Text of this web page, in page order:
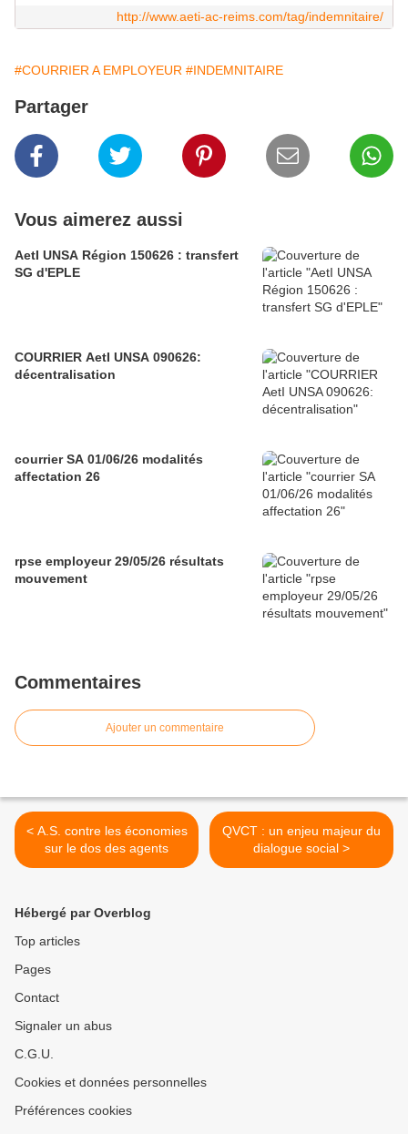
http://www.aeti-ac-reims.com/tag/indemnitaire/
#COURRIER A EMPLOYEUR #INDEMNITAIRE
Partager
Vous aimerez aussi
AetI UNSA Région 150626 : transfert
SG d'EPLE
COURRIER AetI UNSA 090626:
décentralisation
courrier SA 01/06/26 modalités
affectation 26
rpse employeur 29/05/26 résultats
mouvement
Commentaires
Ajouter un commentaire
< A.S. contre les économies
sur le dos des agents
QVCT : un enjeu majeur du
dialogue social >
Hébergé par Overblog
Top articles
Pages
Contact
Signaler un abus
C.G.U.
Cookies et données personnelles
Préférences cookies